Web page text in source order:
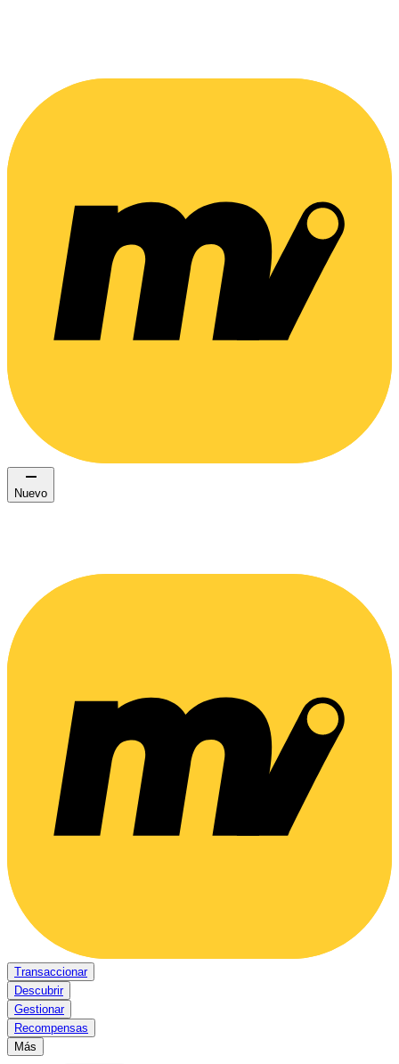
Nuevo
Transaccionar
Descubrir
Gestionar
Recompensas
Más